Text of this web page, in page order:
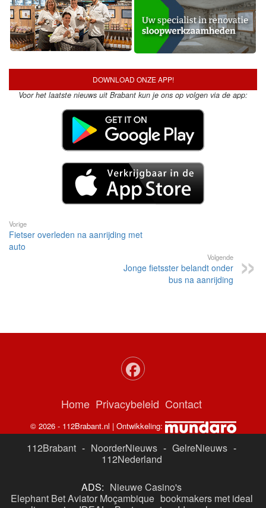
DOWNLOAD ONZE APP!
Voor het laatste nieuws uit Brabant kun je ons op volgen via de app:
Vorige
Fietser overleden na aanrijding met
auto
Volgende
Jonge fietsster belandt onder
bus na aanrijding
Home Privacybeleid Contact
© 2026 - 112Brabant.nl | Ontwikkeling:
112Brabant - NoorderNieuws - GelreNieuws -
112Nederland
ADS: Nieuwe Casino's
Elephant Bet Aviator Moçambique bookmakers met ideal